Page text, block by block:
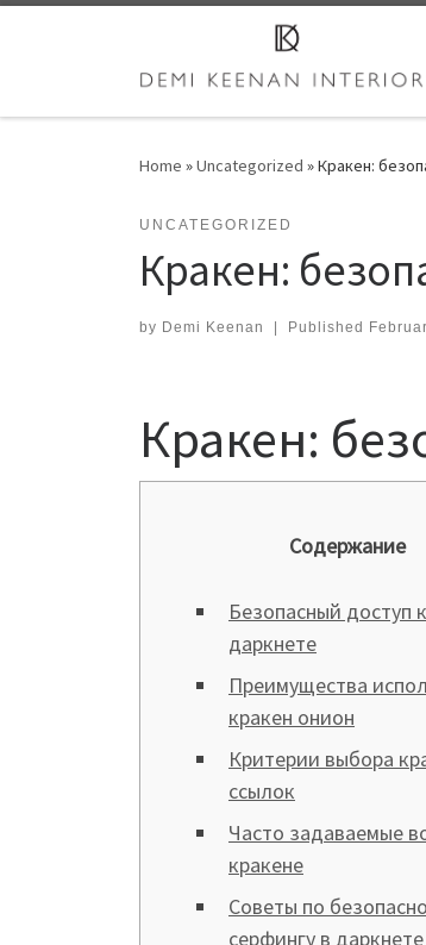
Home »Uncategorized »Кракен:
UNCATEGORIZED
Кракен:
by Demi Keenan | Published
Кракен:
Содержание
Безопасный доступ
даркнете
Преимущества
кракен онион
Критерии выбора
ссылок
Часто задаваемые
кракене
Советы по
серфингу в даркнете